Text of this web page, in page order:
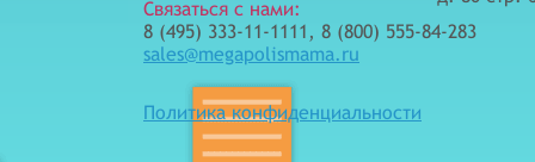
Связаться с нами:
8 (495) 333-11-1111, 8 (800) 555-84-283
sales@megapolismama.ru
Политика конфиденциальности